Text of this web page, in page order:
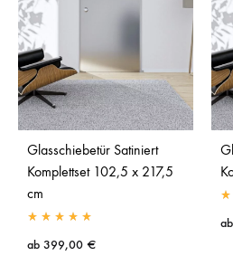
Glasschiebetür Satiniert
Komplettset 102,5 x 217,5
cm
ab 399,00 €
ab